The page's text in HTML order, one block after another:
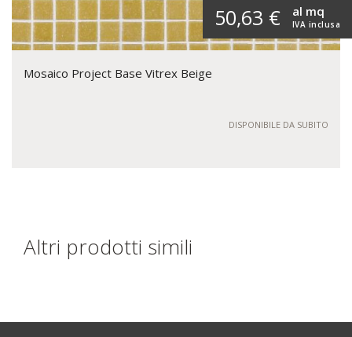
50,63 € IVA inclusa
al mq
Mosaico Project Base Vitrex Beige
DISPONIBILE DA SUBITO
Altri prodotti simili